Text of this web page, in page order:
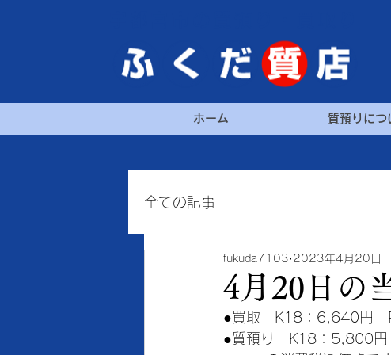
ホーム 質預りにつ
全ての記事
4月20日の
fukuda7103 2023年4月20日
●買取　K18：6,640
●質預り　K18：5,800